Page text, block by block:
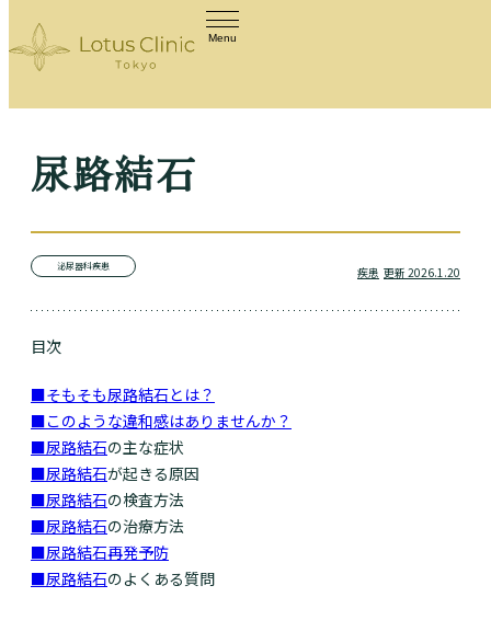
Menu
尿路結石
泌尿器科疾患 疾患 更新 2026.1.20
目次
■そもそも尿路結石とは？
■このような違和感はありませんか？
■尿路結石の主な症状
■尿路結石が起きる原因
■尿路結石の検査方法
■尿路結石の治療方法
■尿路結石再発予防
■尿路結石のよくある質問